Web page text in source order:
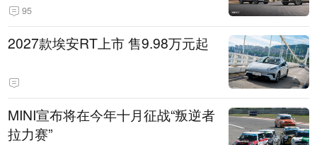
95
2027款埃安RT上市 售9.98万元起
MINI宣布将在今年十月征战“叛逆者
拉力赛”